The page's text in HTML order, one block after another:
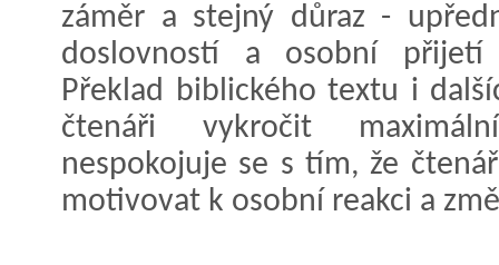
záměr a stejný důraz -
doslovností a osobní přijetí
Překlad biblického textu i
čtenáři vykročit
nespokojuje se s tím, že
motivovat k osobní reakci a